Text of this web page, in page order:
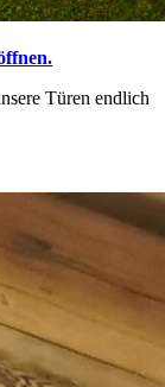
Türen endlich